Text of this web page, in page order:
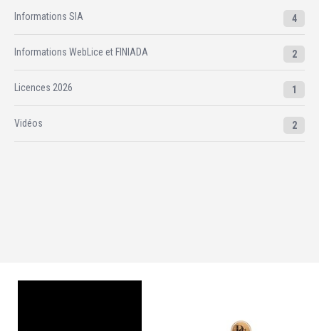
Informations SIA 4
Informations WebLice et FINIADA 2
Licences 2026 1
Vidéos 2